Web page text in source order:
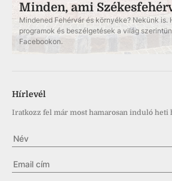
Minden, ami
Mindened Fehérvár és környéke? Nekünk is.
programok és beszélgetések a világ
Facebookon.
Hírlevél
Iratkozz fel már most hamarosan induló